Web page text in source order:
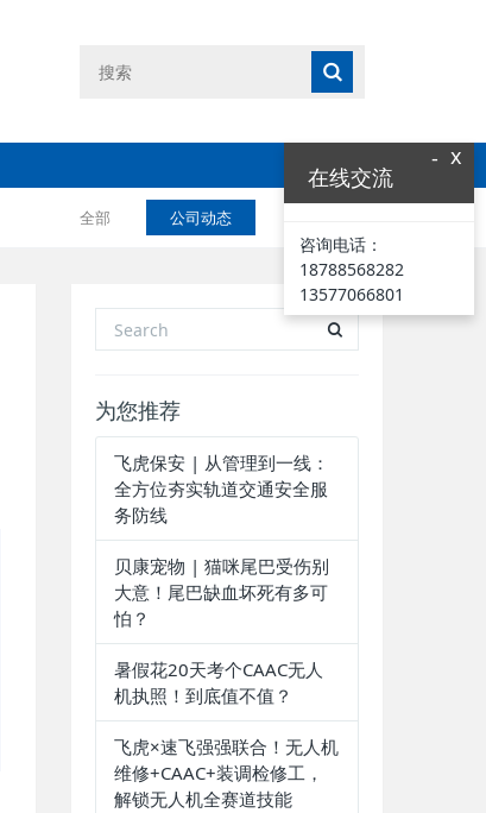
全部 公司动态
为您推荐
飞虎保安 | 从管理到一线：
全方位夯实轨道交通安全服
务防线
贝康宠物 | 猫咪尾巴受伤别
大意！尾巴缺血坏死有多可
怕？
暑假花20天考个CAAC无人
机执照！到底值不值？
飞虎×速飞强强联合！无人机
维修+CAAC+装调检修工，
解锁无人机全赛道技能
x
-
在线交流
咨询电话：
18788568282
13577066801